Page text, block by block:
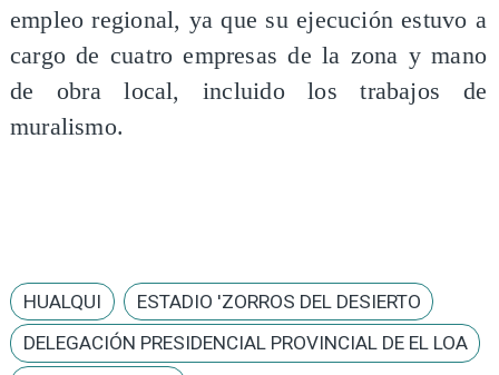
empleo regional, ya que su ejecución estuvo a
cargo de cuatro empresas de la zona y mano
de obra local, incluido los trabajos de
muralismo.
HUALQUI
ESTADIO 'ZORROS DEL DESIERTO
DELEGACIÓN PRESIDENCIAL PROVINCIAL DE EL LOA